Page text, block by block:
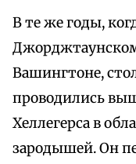
В те же годы,
Вашингтоне,
проводились
Хеллегерса в
зародышей. Он